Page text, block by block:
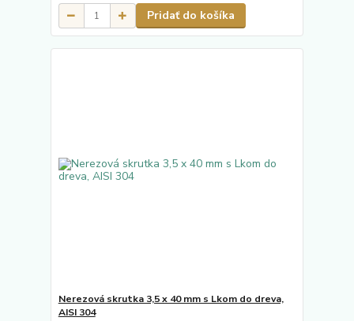
Pridať do košíka
Nerezová skrutka 3,5 x 40 mm s Lkom do dreva,
AISI 304